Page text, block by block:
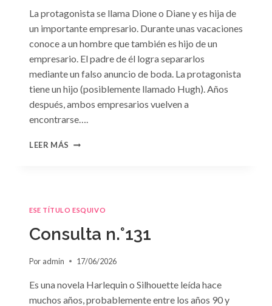
La protagonista se llama Dione o Diane y es hija de
un importante empresario. Durante unas vacaciones
conoce a un hombre que también es hijo de un
empresario. El padre de él logra separarlos
mediante un falso anuncio de boda. La protagonista
tiene un hijo (posiblemente llamado Hugh). Años
después, ambos empresarios vuelven a
encontrarse….
LEER MÁS CONSULTA
ESE TÍTULO ESQUIVO
Consulta n.°131
Por admin 17/06/2026
Es una novela Harlequin o Silhouette leída hace
muchos años, probablemente entre los años 90 y